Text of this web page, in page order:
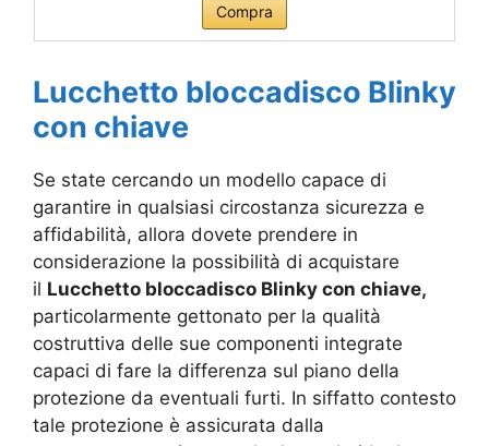
Compra
Lucchetto bloccadisco Blinky
con chiave
Se state cercando un modello capace di
garantire in qualsiasi circostanza sicurezza e
affidabilità, allora dovete prendere in
considerazione la possibilità di acquistare
il Lucchetto bloccadisco Blinky con chiave,
particolarmente gettonato per la qualità
costruttiva delle sue componenti integrate
capaci di fare la differenza sul piano della
protezione da eventuali furti. In siffatto contesto
tale protezione è assicurata dalla